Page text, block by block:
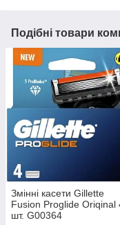
Подібні товари
Змінні касети Gillette
Fusion Proglide Oriqinal
шт. G00364